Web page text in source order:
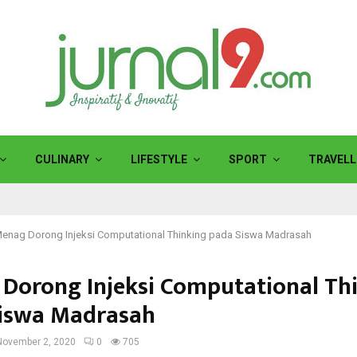
CULINARY LIFESTYLE SPORT
Dorong Injeksi Computational Thinking pada Siswa Madrasah
Injeksi Computational
Madrasah
2, 2020 0 705